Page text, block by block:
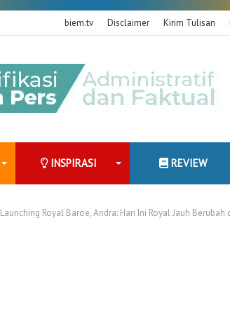
biem.tv Disclaimer Kirim Tulisan
INSPIRASI REVIEW
Launching Royal Baroe, Andra: Hari Ini Royal Jauh Berubah